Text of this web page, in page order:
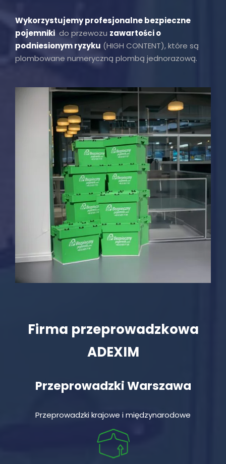
Wykorzystujemy profesjonalne bezpieczne
pojemniki do przewozu zawartości o
podniesionym ryzyku (HIGH CONTENT), które są
plombowane numeryczną plombą jednorazową.
Firma przeprowadzkowa
ADEXIM
Przeprowadzki Warszawa
Przeprowadzki krajowe i międzynarodowe